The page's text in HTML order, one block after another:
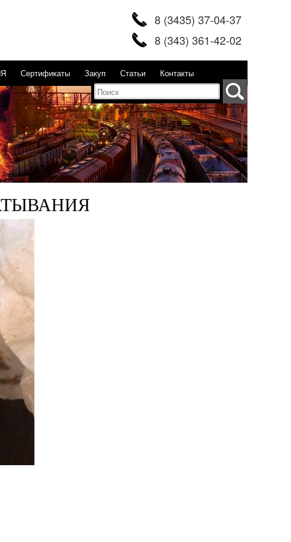
8 (3435) 37-04-37
8 (343) 361-42-02
Сертификаты Закуп Статьи Контакты